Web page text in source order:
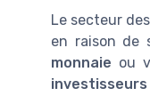
Le secteur
en raison de
monnaie ou
investisseurs